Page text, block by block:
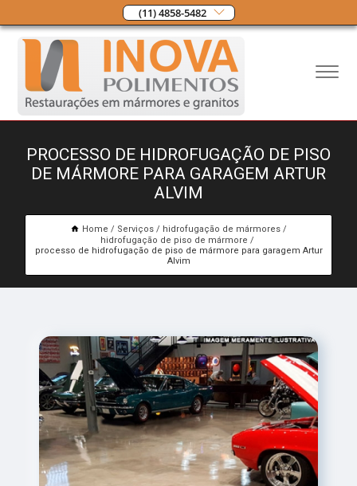
(11) 4858-5482
PROCESSO DE HIDROFUGAÇÃO DE PISO
DE MÁRMORE PARA GARAGEM ARTUR
ALVIM
Home Serviços
hidrofugação de mármores
hidrofugação de piso de mármore
processo de hidrofugação de piso de mármore para garagem Artur
Alvim